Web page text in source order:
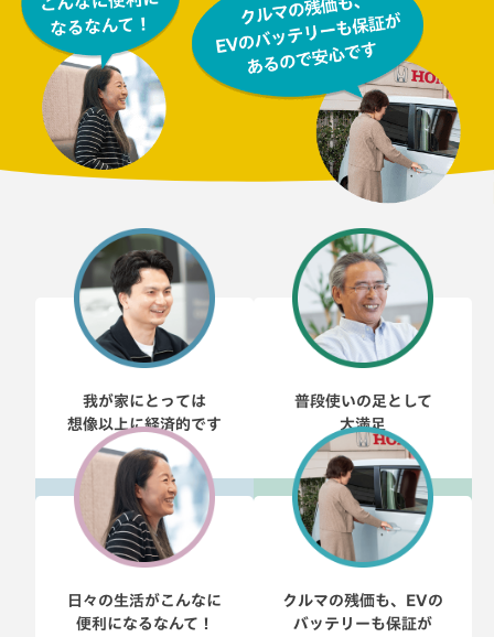
我が家にとっては
想像以上に経済的です
詳しくは
普段使いの足として
大満足
詳しくは
日々の生活がこんなに
便利になるなんて！
クルマの残価も、EVの
バッテリーも保証が